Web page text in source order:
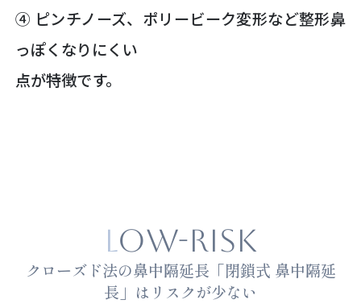
④ ピンチノーズ、ポリービーク変形など整形鼻
っぽくなりにくい
点が特徴です。
LOW-RISK
クローズド法の鼻中隔延長「閉鎖式 鼻中隔延
長」はリスクが少ない